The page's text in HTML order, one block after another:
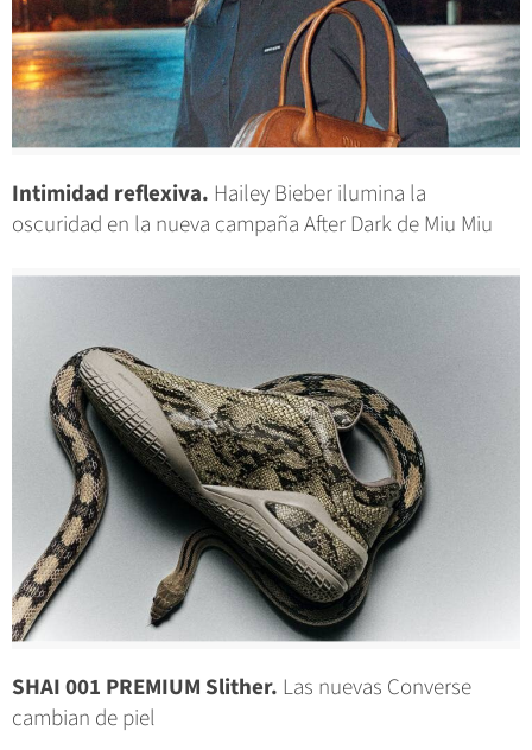
Intimidad reflexiva. Hailey Bieber ilumina la
oscuridad en la nueva campaña After Dark de Miu Miu
SHAI 001 PREMIUM Slither. Las nuevas Converse
cambian de piel